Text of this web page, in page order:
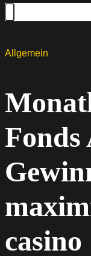
Allgemein
Fonds
casino